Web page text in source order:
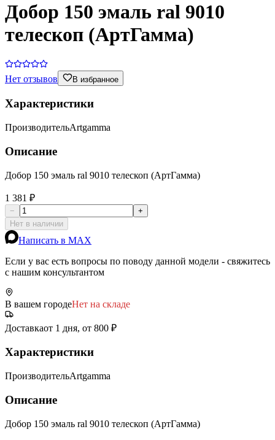
Добор 150 эмаль ral 9010
телескоп (АртГамма)
Нет отзывов В избранное
Характеристики
ПроизводительArtgamma
Описание
Добор 150 эмаль ral 9010 телескоп (АртГамма)
1 381 ₽
−
+
Нет в наличии
Написать в MAX
Если у вас есть вопросы по поводу данной модели - свяжитесь
с нашим консультантом
В вашем городеНет на складе
Доставкаот 1 дня, от 800 ₽
Характеристики
ПроизводительArtgamma
Описание
Добор 150 эмаль ral 9010 телескоп (АртГамма)